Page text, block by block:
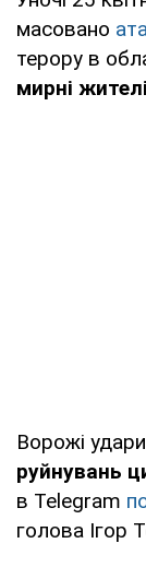
масовано
терору в
мирні
Ворожі
руйнувань
в Telegram
голова Ігор